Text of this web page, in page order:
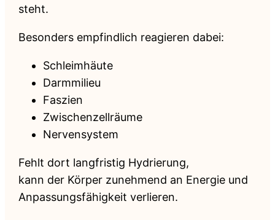
steht.
Besonders empfindlich reagieren dabei:
Schleimhäute
Darmmilieu
Faszien
Zwischenzellräume
Nervensystem
Fehlt dort langfristig Hydrierung,
kann der Körper zunehmend an Energie und
Anpassungsfähigkeit verlieren.